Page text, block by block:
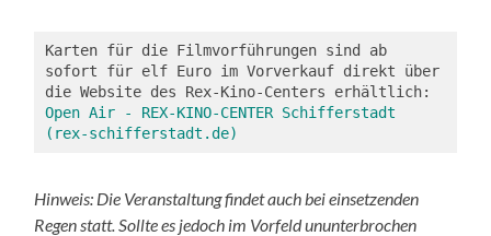
Karten für die Filmvorführungen sind ab
sofort für elf Euro im Vorverkauf direkt über
Open Air - REX-KINO-CENTER Schifferstadt
(rex-schifferstadt.de)
Hinweis: Die Veranstaltung findet auch bei einsetzenden
Regen statt. Sollte es jedoch im Vorfeld ununterbrochen